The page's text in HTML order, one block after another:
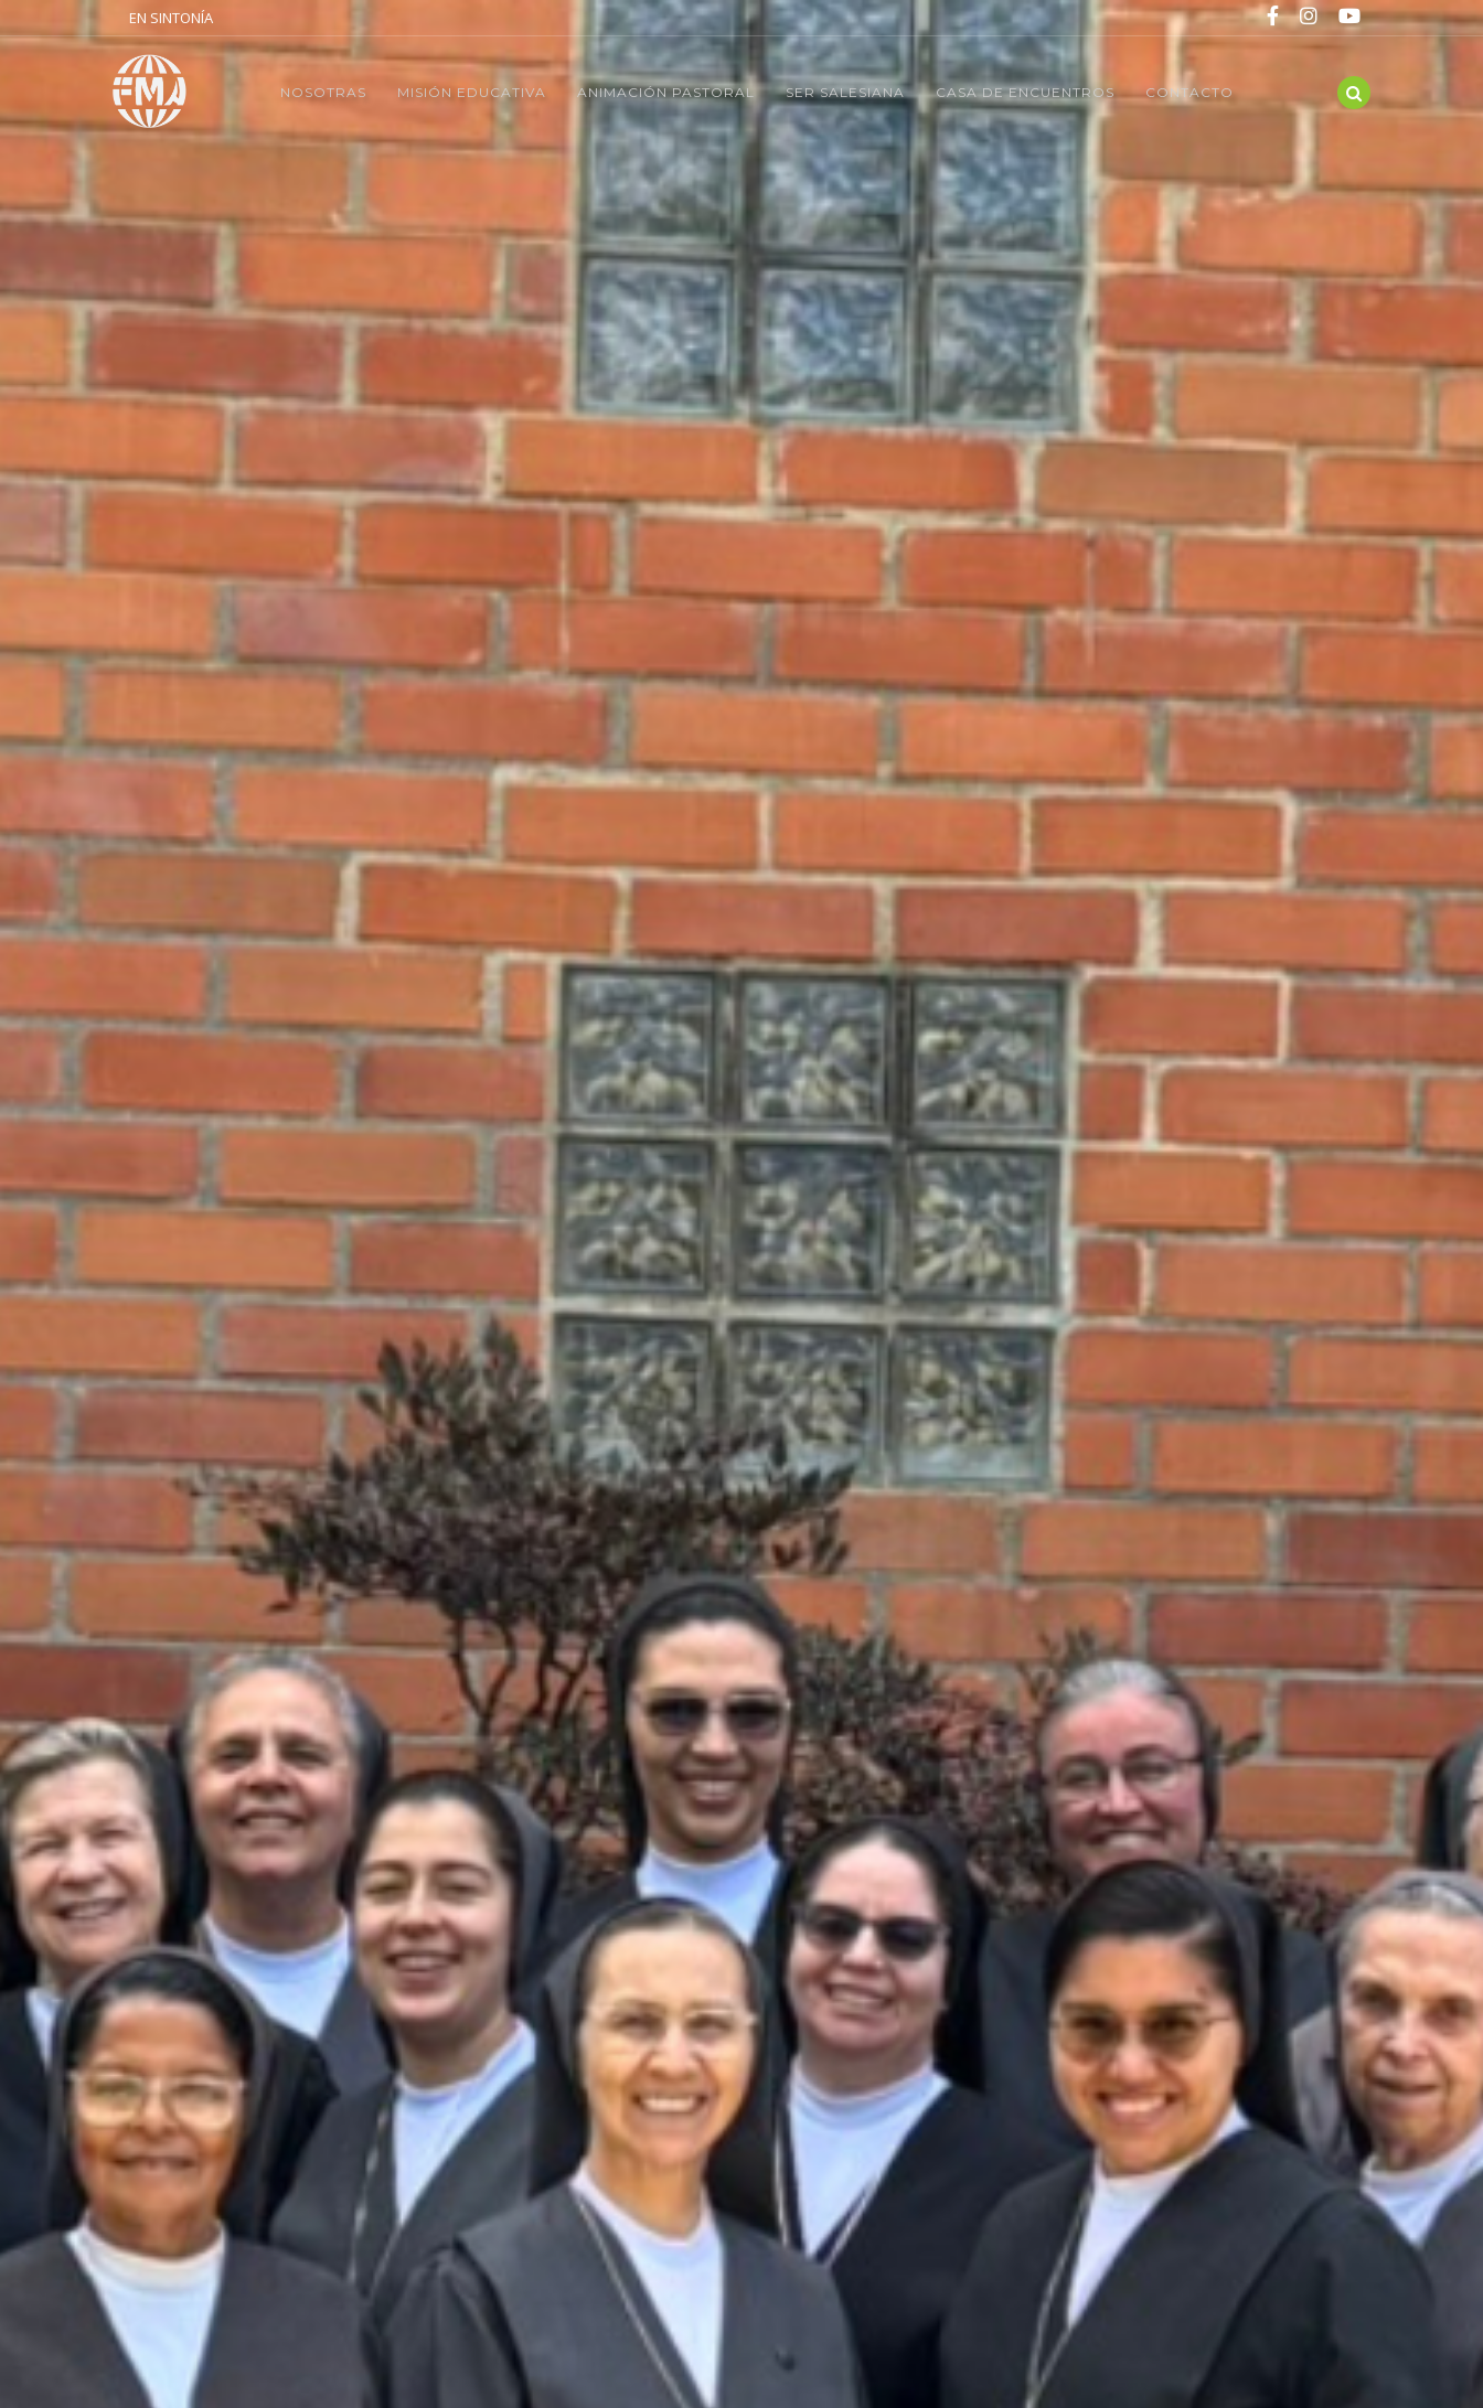
EN SINTONÍA
NOSOTRAS MISIÓN EDUCATIVA ANIMACIÓN PASTORAL SER SALESIANA CASA DE ENCUENTROS CONTACTO